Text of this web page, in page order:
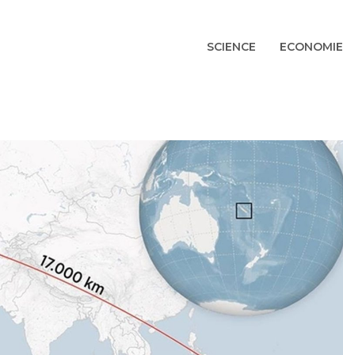
SCIENCE ECONOMIE